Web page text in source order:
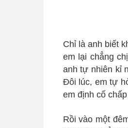
Chỉ là anh biết
em lại chẳng
anh tự nhiên kỉ
Đôi lúc, em tự
em định cố
Rồi vào một